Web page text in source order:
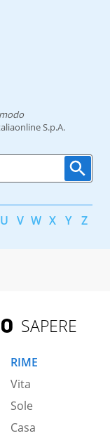
S.p.A.
U V W X Y Z
SAPERE
RIME
Vita
Sole
Casa